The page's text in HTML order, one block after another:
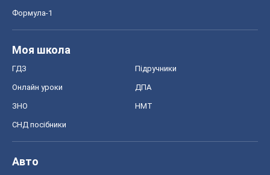
Формула-1
Моя школа
ГДЗ Підручники
Онлайн уроки ДПА
ЗНО НМТ
СНД посібники
Авто